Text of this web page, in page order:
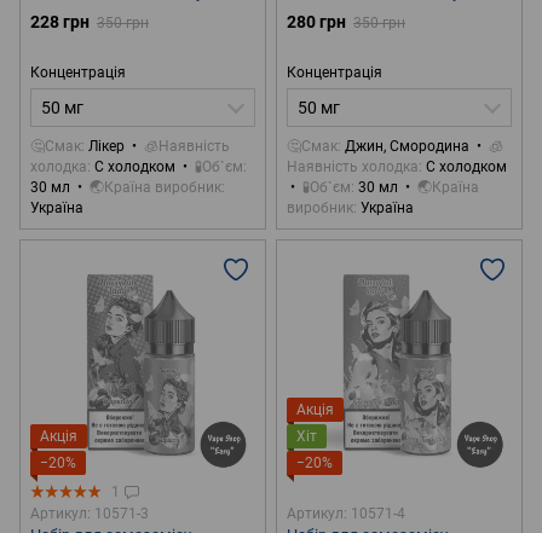
Morocao 30 ml 50 mg
228 грн 350 грн
Концентрація
50 мг
🤔Смак Лікер
🧊Наявність
холодка С холодком
🧪Об`єм
30 мл
🌏Країна виробник
Україна
Currant Gin 30 ml 50 mg
280 грн 350 грн
Концентрація
50 мг
🤔Смак Джин, Смородина
🧊
Наявність холодка С холодком
🧪Об`єм 30 мл
🌏Країна
виробник Україна
Акція
−20%
1
Артикул: 10571-3
Акція
Хіт
−20%
Артикул: 10571-4